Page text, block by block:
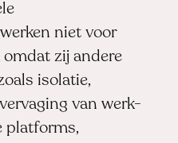
niet voor
omdat zij andere
isolatie,
van werk-
platforms,